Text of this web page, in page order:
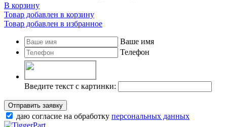
В корзину
Товар добавлен в корзину
Товар добавлен в избранное
Ваше имя
Телефон
Введите текст с картинки:
Отправить заявку
даю согласие на обработку персональных данных